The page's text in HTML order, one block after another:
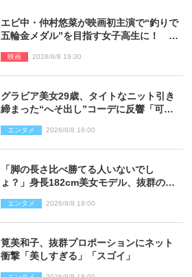
エビ中・仲村悠菜が映画初主演で“釣りで
五輪金メダル”を目指す女子高生に！ 映
映画 2026/8/8 19:30
グラビア美女29歳、タイトなニット引き
締まった“へそ出し”コーデに反響「可愛
エンタメ 2026/8/8 18:00
「脚の長さ比べ勝てる人いないでし
ょ？」身長182cm美女モデル、抜群のプ
エンタメ 2026/8/8 18:00
筧美和子、抜群プロポーションにネット
衝撃「美しすぎる」「スゴイ」